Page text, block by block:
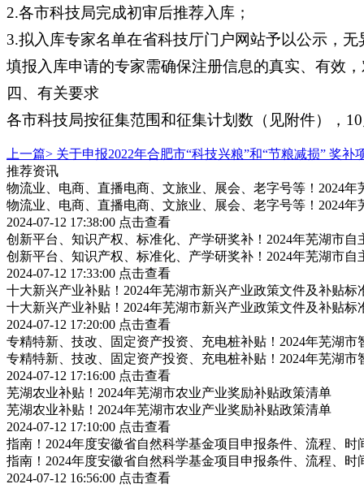
2.各市科技局完成初审后推荐入库；
3.拟入库专家名单在省科技厅门户网站予以公示，无
填报入库申请的专家需确保注册信息的真实、有效
四、有关要求
各市科技局按征集范围和征集计划数（见附件），
上一篇> 关于申报2022年合肥市“科技兴粮”和“节粮减损” 奖补
推荐资讯
物流业、电商、直播电商、文旅业、展会、老字号等！2024年
物流业、电商、直播电商、文旅业、展会、老字号等！2024年
2024-07-12 17:38:00 点击查看
创新平台、知识产权、标准化、产学研奖补！2024年芜湖市
创新平台、知识产权、标准化、产学研奖补！2024年芜湖市
2024-07-12 17:33:00 点击查看
十大新兴产业补贴！2024年芜湖市新兴产业政策文件及补贴标
十大新兴产业补贴！2024年芜湖市新兴产业政策文件及补贴标
2024-07-12 17:20:00 点击查看
专精特新、技改、固定资产投资、充电桩补贴！2024年芜湖
专精特新、技改、固定资产投资、充电桩补贴！2024年芜湖
2024-07-12 17:16:00 点击查看
芜湖农业补贴！2024年芜湖市农业产业奖励补贴政策清单
芜湖农业补贴！2024年芜湖市农业产业奖励补贴政策清单
2024-07-12 17:10:00 点击查看
指南！2024年度安徽省自然科学基金项目申报条件、流程、时
指南！2024年度安徽省自然科学基金项目申报条件、流程、时
2024-07-12 16:56:00 点击查看